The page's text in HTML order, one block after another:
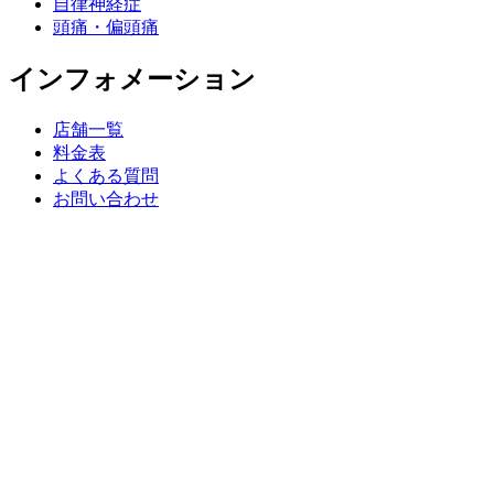
自律神経症
頭痛・偏頭痛
インフォメーション
店舗一覧
料金表
よくある質問
お問い合わせ